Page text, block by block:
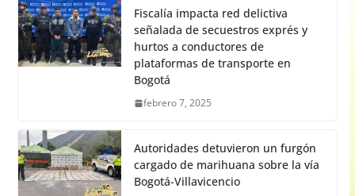
Fiscalía impacta red delictiva
señalada de secuestros exprés y
hurtos a conductores de
plataformas de transporte en
Bogotá
febrero 7, 2025
Autoridades detuvieron un furgón
cargado de marihuana sobre la vía
Bogotá-Villavicencio